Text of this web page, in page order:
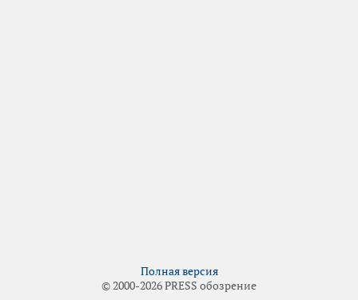
Полная версия
© 2000-2026 PRESS обозрение